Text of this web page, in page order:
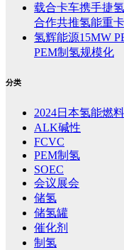
载合卡车携手捷
合作共推氢能重
氢辉能源15MW
PEM制氢规模化
分类
2024日本氢能燃
ALK碱性
FCVC
PEM制氢
SOEC
会议展会
储氢
储氢罐
催化剂
制氢